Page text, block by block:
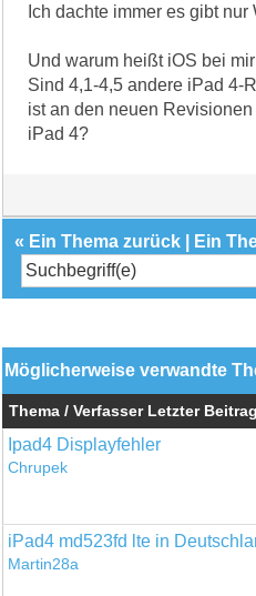
Ich dachte immer es gibt nur
Und warum heißt iOS bei
Sind 4,1-4,5 andere iPad 4-
ist an den neuen
iPad 4?
« Ein Thema zurück Ein
Möglicherweise verwandte
Thema / Verfasser Letzter Beitrag
Ipad4 Displayfehler
Chrupek
iPad4 md523fd lte in
Martin28a